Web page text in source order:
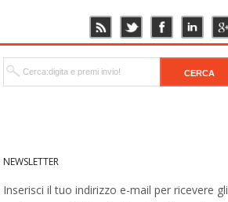
NEWSLETTER
Inserisci il tuo indirizzo e-mail per ricevere gli